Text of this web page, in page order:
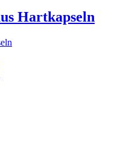
Hartkapseln